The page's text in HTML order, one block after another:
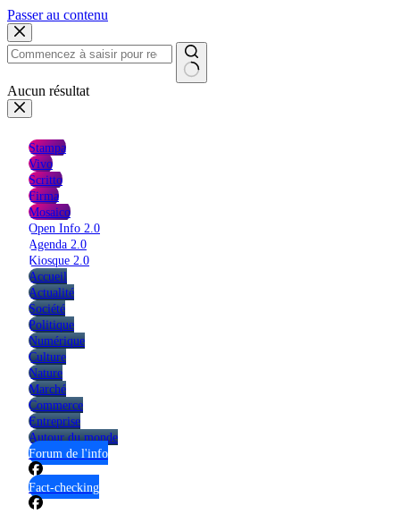
Passer au contenu
Aucun résultat
Stampa
Vivo
Scritto
Firma
Mosaico
Open Info 2.0
Agenda 2.0
Kiosque 2.0
Accueil
Actualité
Société
Politique
Numérique
Culture
Nature
Marché
Commerce
Entreprise
Autour du monde
Forum de l'info
Fact-checking